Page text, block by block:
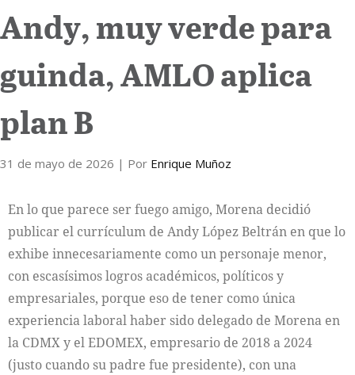
Andy, muy verde para
guinda, AMLO aplica
plan B
31 de mayo de 2026 | Por Enrique Muñoz
En lo que parece ser fuego amigo, Morena decidió
publicar el currículum de Andy López Beltrán en que lo
exhibe innecesariamente como un personaje menor,
con escasísimos logros académicos, políticos y
empresariales, porque eso de tener como única
experiencia laboral haber sido delegado de Morena en
la CDMX y el EDOMEX, empresario de 2018 a 2024
(justo cuando su padre fue presidente), con una